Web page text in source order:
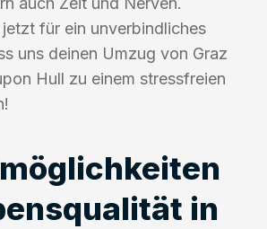
für ein unverbindliches
uns deinen Umzug von Graz
Hull zu einem stressfreien
in